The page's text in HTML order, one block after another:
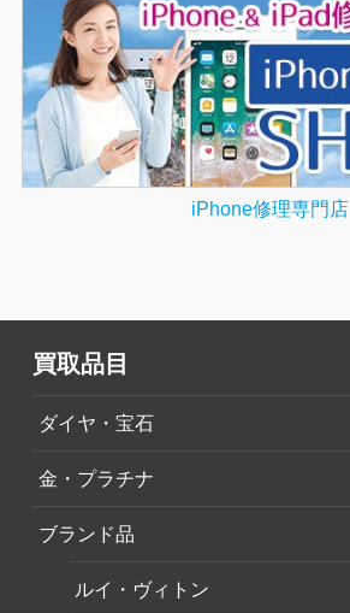
iPhone修理専門店
買取品目
ダイヤ・宝石
金・プラチナ
ブランド品
ルイ・ヴィトン